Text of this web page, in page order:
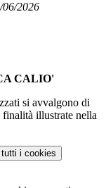
2026
CALIO'
si avvalgono di
illustrate nella
i cookies